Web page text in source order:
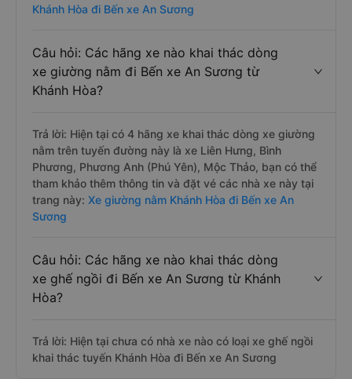
Khánh Hòa đi Bến xe An Sương
Câu hỏi: Các hãng xe nào khai thác dòng
xe giường nằm đi Bến xe An Sương từ
Khánh Hòa?
Trả lời: Hiện tại có 4 hãng xe khai thác dòng xe giường
nằm trên tuyến đường này là xe Liên Hưng, Bình
Phương, Phương Anh (Phú Yên), Mộc Thảo, bạn có thể
tham khảo thêm thông tin và đặt vé các nhà xe này tại
trang này: Xe giường nằm Khánh Hòa đi Bến xe An
Sương
Câu hỏi: Các hãng xe nào khai thác dòng
xe ghế ngồi đi Bến xe An Sương từ Khánh
Hòa?
Trả lời: Hiện tại chưa có nhà xe nào có loại xe ghế ngồi
khai thác tuyến Khánh Hòa đi Bến xe An Sương